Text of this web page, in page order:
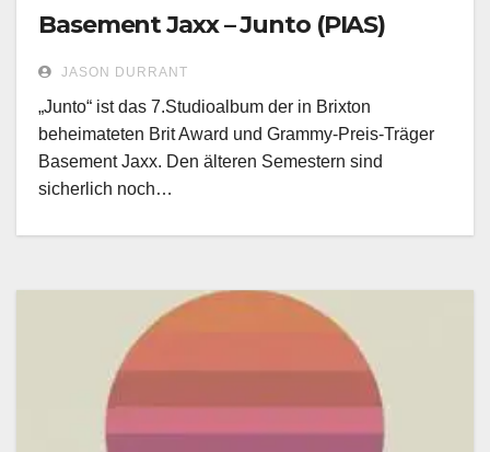
Basement Jaxx – Junto (PIAS)
JASON DURRANT
„Junto“ ist das 7.Studioalbum der in Brixton
beheimateten Brit Award und Grammy-Preis-Träger
Basement Jaxx. Den älteren Semestern sind
sicherlich noch…